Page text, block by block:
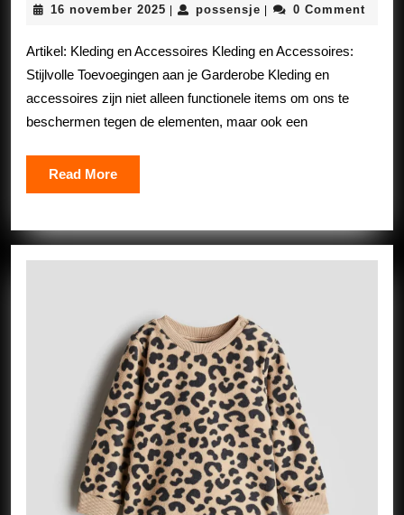
en
Accessoires:
Stijlvolle
Must-
Haves
Elke
16 november 2025 16
possensje possensje
0 Comment
Artikel: Kleding en Accessoires Kleding en Accessoires:
Stijlvolle Toevoegingen aan je Garderobe Kleding en
accessoires zijn niet alleen functionele items om ons te
beschermen tegen de elementen, maar ook een
Read MoreRead
More